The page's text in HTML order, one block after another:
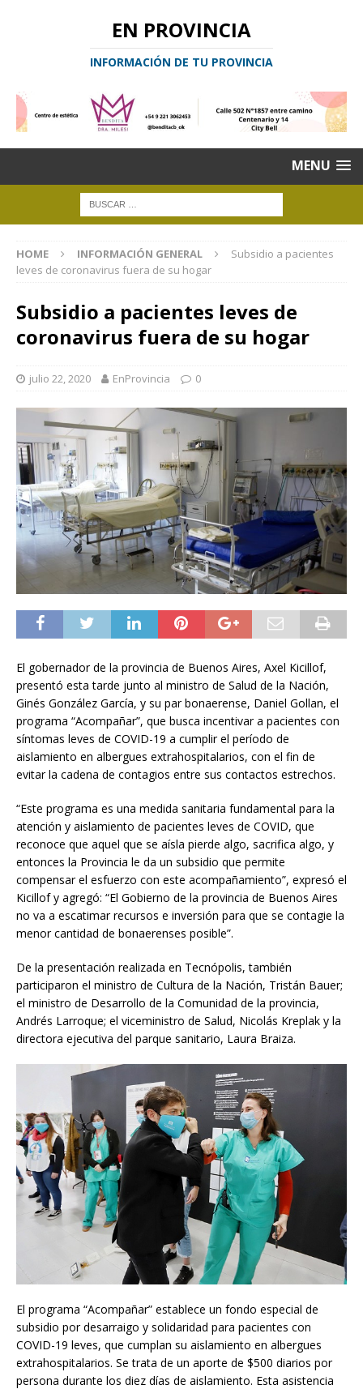
EN PROVINCIA
INFORMACIÓN DE TU PROVINCIA
MENU
HOME INFORMACIÓN GENERAL
Subsidio a pacientes
leves de coronavirus fuera de su hogar
Subsidio a pacientes leves de
coronavirus fuera de su hogar
julio 22, 2020 EnProvincia 0
El gobernador de la provincia de Buenos Aires, Axel Kicillof,
presentó esta tarde junto al ministro de Salud de la Nación,
Ginés González García, y su par bonaerense, Daniel Gollan, el
programa “Acompañar”, que busca incentivar a pacientes con
síntomas leves de COVID-19 a cumplir el período de
aislamiento en albergues extrahospitalarios, con el fin de
evitar la cadena de contagios entre sus contactos estrechos.
“Este programa es una medida sanitaria fundamental para la
atención y aislamiento de pacientes leves de COVID, que
reconoce que aquel que se aísla pierde algo, sacrifica algo, y
entonces la Provincia le da un subsidio que permite
compensar el esfuerzo con este acompañamiento”, expresó el
Kicillof y agregó: “El Gobierno de la provincia de Buenos Aires
no va a escatimar recursos e inversión para que se contagie la
menor cantidad de bonaerenses posible”.
De la presentación realizada en Tecnópolis, también
participaron el ministro de Cultura de la Nación, Tristán Bauer;
el ministro de Desarrollo de la Comunidad de la provincia,
Andrés Larroque; el viceministro de Salud, Nicolás Kreplak y la
directora ejecutiva del parque sanitario, Laura Braiza.
El programa “Acompañar” establece un fondo especial de
subsidio por desarraigo y solidaridad para pacientes con
COVID-19 leves, que cumplan su aislamiento en albergues
extrahospitalarios. Se trata de un aporte de $500 diarios por
persona durante los diez días de aislamiento. Esta asistencia